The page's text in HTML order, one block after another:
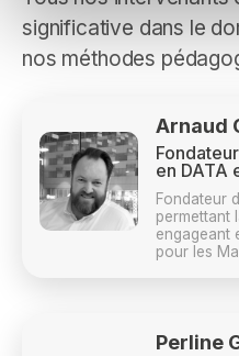
significative dans le
nos méthodes
Arnaud
en DATA
Fondateur
permettant
engageant
pour les
Perline